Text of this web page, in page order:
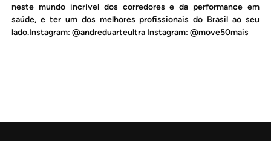
neste mundo incrível dos corredores e da performance em
saúde, e ter um dos melhores profissionais do Brasil ao seu
lado.Instagram: @andreduarteultra Instagram: @move50mais